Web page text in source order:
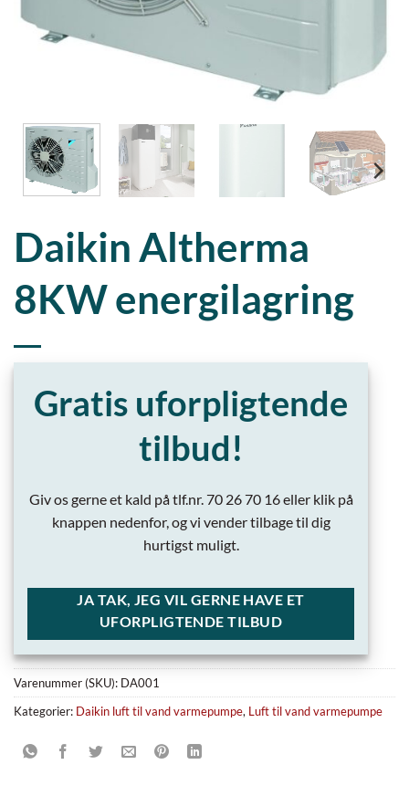
Daikin Altherma
8KW energilagring
Gratis uforpligtende
tilbud!
Giv os gerne et kald på tlf.nr. 70 26 70 16 eller klik på
knappen nedenfor, og vi vender tilbage til dig
hurtigst muligt.
JA TAK, JEG VIL GERNE HAVE ET
UFORPLIGTENDE TILBUD
Varenummer (SKU): DA001
Kategorier: Daikin luft til vand varmepumpe, Luft til vand varmepumpe